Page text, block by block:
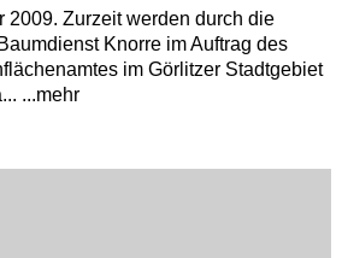
2009. Zurzeit werden durch die
Knorre im Auftrag des
im Görlitzer Stadtgebiet
...mehr